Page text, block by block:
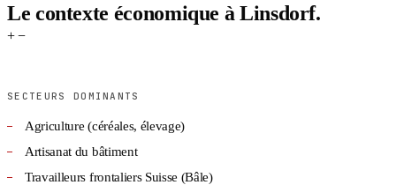
Le contexte économique à Linsdorf.
+ −
SECTEURS DOMINANTS
Agriculture (céréales, élevage)
Artisanat du bâtiment
Travailleurs frontaliers Suisse (Bâle)